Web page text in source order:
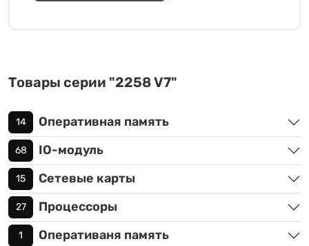
Товары серии "2258 V7"
14 Оперативная память
68 IO-модуль
15 Сетевые карты
27 Процессоры
1 Оперативаня память